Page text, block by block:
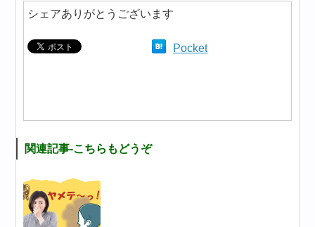
シェアありがとうございます
Pocket
関連記事-こちらもどうぞ